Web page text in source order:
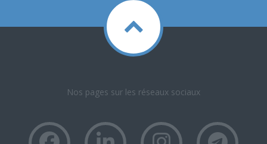
Nos pages sur les réseaux sociaux